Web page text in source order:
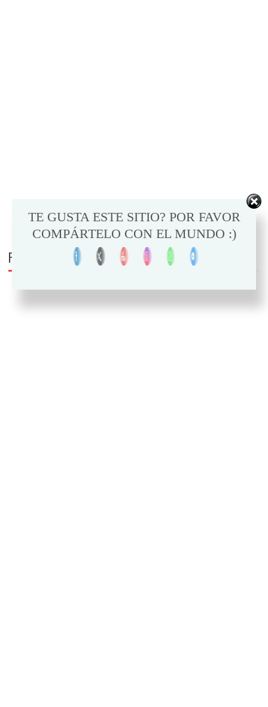
PUEDE INTERESARTE
TE GUSTA ESTE SITIO? POR FAVOR
COMPÁRTELO CON EL MUNDO :)